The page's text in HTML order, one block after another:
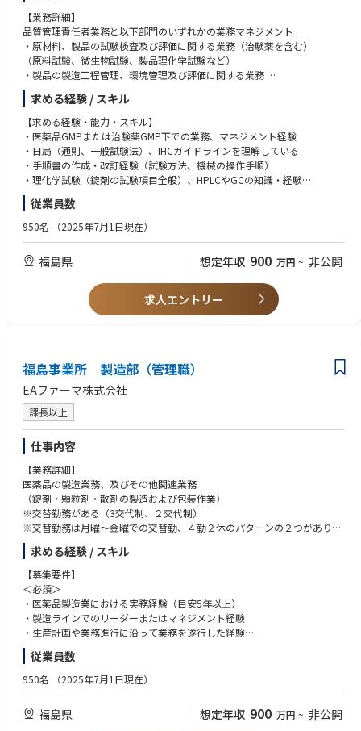
【業務詳細】
品質管理責任者業務と以下部門のいずれかの業務マネジメント
・原材料、製品の試験検査及び評価に関する業務（治験薬を含む）
（原料試験、微生物試験、製品理化学試験など）
・製品の製造工程管理、環境管理及び評価に関する業務
【業務の特徴】
品質管理業務（分析方法、分析機器等）に関する高度な知識・スキルを活
かし、GMP等の関連法規を遵守しながら品質システムの維持・向上を図る
とともに、部門横断的な連携や継続的改善活動、課内マネジメントを通
じ、高品質な医薬品を患者様にお届けする使命に貢献できる。
福島事業所の品質管理業務を経営職の立場として、品質システムの運用、
継続的な改善を主導し、課内の人財育成、業務効率化、適正品質の維持管
理、技術力向上を含むマネジメントなど、組織全体の品質基盤強化に貢献
また、全社視点での分析技術・品質レベル向上を目的に、技術部門やCMC
は、品質マネジメント全体を俯瞰できるキャリア形成が可能である。
求める経験 / スキル
【求める経験・能力・スキル】
・医薬品GMPまたは治験薬GMP下での業務、マネジメント経験
・日局（通則、一般試験法）、IHCガイドラインを理解している
・手順書の作成・改訂経験（試験方法、機械の操作手順）
・理化学試験（錠剤の試験項目全般）、HPLCやGCの知識・経験
・医薬品の微生物試験の業務経験があることが望ましい
・人物的には、コミュニケーション能力が高く、課題に対して挫けず意欲
的に取り組める方
＜歓迎要件＞
薬剤師資格があれば尚可
従業員数
950名 （2025年7月1日現在）
福島県 想定年収 900 万円 ~ 非公開
求人エントリー
福島事業所 製造部（管理職）
EAファーマ株式会社
課長以上
仕事内容
【業務詳細】
医薬品の製造業務、及びその他関連業務
（錠剤・顆粒剤・散剤の製造および包装作業）
※交替勤務がある（3交代制、２交代制）
※交替勤務は月曜～金曜での交替勤、４勤２休のパターンの２つがあり部
署により異なります。
◆本ポジションでは、製造ラインの運営に関与しながら現場理解を深めて
いただき、将来的にはライン全体のマネジメントを担っていただくことを
期待しています。
▼入社後
・製造工程（錠剤・顆粒・散剤等）の流れおよび運用の把握
・GMP・SOPに基づく運用状況の確認
・製造現場の課題把握および改善活動への参画
※必要に応じて現場理解を目的とした交替勤務に従事いただく場合があり
求める経験 / スキル
【募集要件】
＜必須＞
・医薬品製造業における実務経験（目安5年以上）
・製造ラインでのリーダーまたはマネジメント経験
・生産計画や業務進行に沿って業務を遂行した経験
＜歓迎＞
・メンバー指導・育成の経験
【求める人物像】
従業員数
950名 （2025年7月1日現在）
福島県 想定年収 900 万円 ~ 非公開